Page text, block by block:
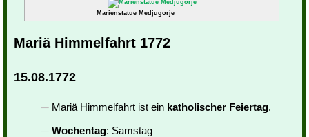
Marienstatue Medjugorje
Mariä Himmelfahrt 1772
15.08.1772
Mariä Himmelfahrt ist ein katholischer Feiertag.
Wochentag: Samstag